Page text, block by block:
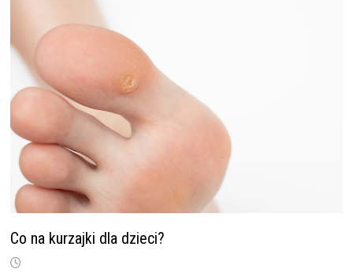
Co na kurzajki dla dzieci?